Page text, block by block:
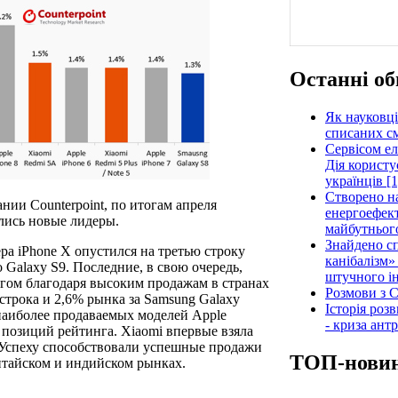
Counterpoint, по итогам апреля
новые лидеры.
iPhone X опустился на третью строку
Galaxy S9. Последние, в свою очередь,
благодаря высоким продажам в странах
и 2,6% рынка за Samsung Galaxy
продаваемых моделей Apple
рейтинга. Xiaomi впервые взяла
способствовали успешные продажи
и индийском рынках.
Останні
Як
списаних
Сервісом
Дія
українців
Створено
Знайдено
штучного
Розмови з
Історія
- криза
ТОП-